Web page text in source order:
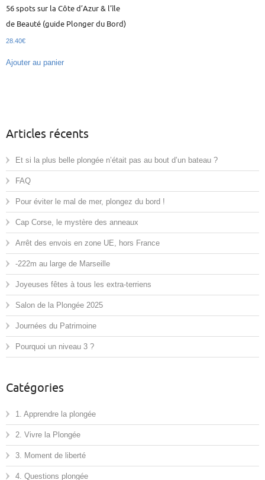
56 spots sur la Côte d’Azur & l’île
de Beauté (guide Plonger du Bord)
28.40€
Ajouter au panier
Articles récents
Et si la plus belle plongée n’était pas au bout d’un bateau ?
FAQ
Pour éviter le mal de mer, plongez du bord !
Cap Corse, le mystère des anneaux
Arrêt des envois en zone UE, hors France
-222m au large de Marseille
Joyeuses fêtes à tous les extra-terriens
Salon de la Plongée 2025
Journées du Patrimoine
Pourquoi un niveau 3 ?
Catégories
1. Apprendre la plongée
2. Vivre la Plongée
3. Moment de liberté
4. Questions plongée